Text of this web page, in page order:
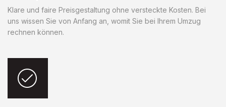
Klare und faire Preisgestaltung ohne versteckte Kosten. Bei
uns wissen Sie von Anfang an, womit Sie bei Ihrem Umzug
rechnen können.